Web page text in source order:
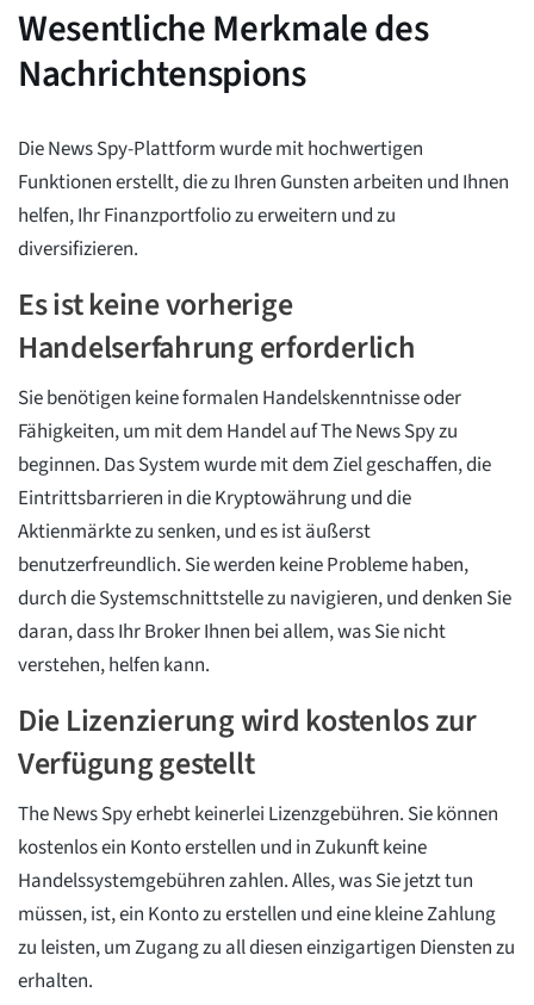
Wesentliche Merkmale des
Nachrichtenspions
Die News Spy-Plattform wurde mit hochwertigen
Funktionen erstellt, die zu Ihren Gunsten arbeiten und Ihnen
helfen, Ihr Finanzportfolio zu erweitern und zu
diversifizieren.
Es ist keine vorherige
Handelserfahrung erforderlich
Sie benötigen keine formalen Handelskenntnisse oder
Fähigkeiten, um mit dem Handel auf The News Spy zu
beginnen. Das System wurde mit dem Ziel geschaffen, die
Eintrittsbarrieren in die Kryptowährung und die
Aktienmärkte zu senken, und es ist äußerst
benutzerfreundlich. Sie werden keine Probleme haben,
durch die Systemschnittstelle zu navigieren, und denken Sie
daran, dass Ihr Broker Ihnen bei allem, was Sie nicht
verstehen, helfen kann.
Die Lizenzierung wird kostenlos zur
Verfügung gestellt
The News Spy erhebt keinerlei Lizenzgebühren. Sie können
kostenlos ein Konto erstellen und in Zukunft keine
Handelssystemgebühren zahlen. Alles, was Sie jetzt tun
müssen, ist, ein Konto zu erstellen und eine kleine Zahlung
zu leisten, um Zugang zu all diesen einzigartigen Diensten zu
erhalten.